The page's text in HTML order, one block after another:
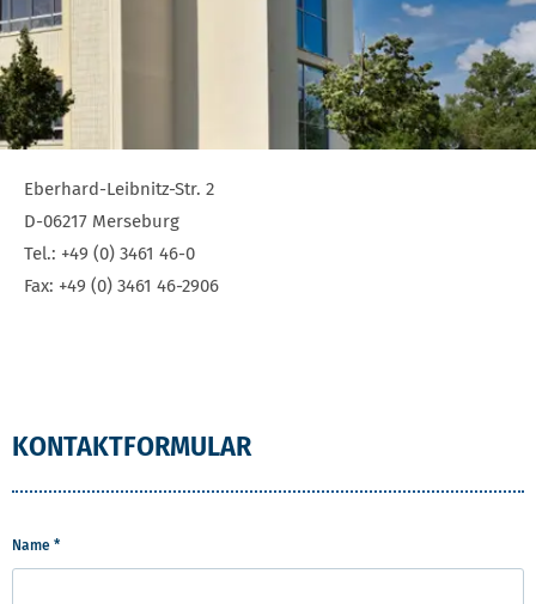
Eberhard-Leibnitz-Str. 2
D-06217 Merseburg
Tel.: +49 (0) 3461 46-0
Fax: +49 (0) 3461 46-2906
ADRESSE UND NOTRUFNUMMERN
KONTAKTFORMULAR
Name *